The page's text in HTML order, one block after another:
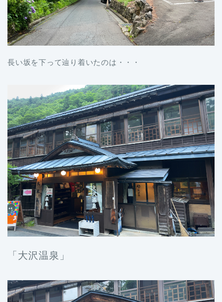
長い坂を下って辿り着いたのは・・・
「大沢温泉」